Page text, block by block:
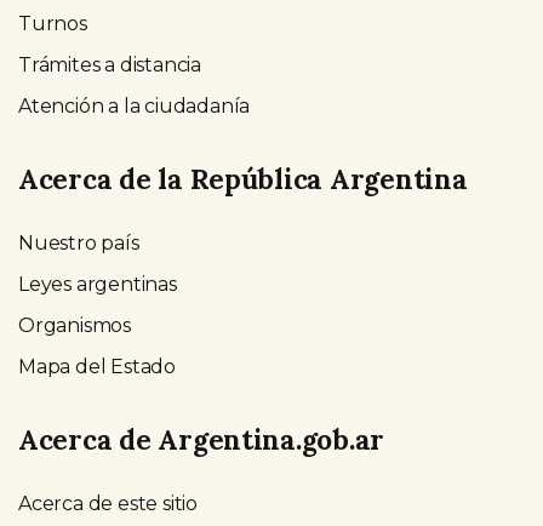
Turnos
Trámites a distancia
Atención a la ciudadanía
Acerca de la República Argentina
Nuestro país
Leyes argentinas
Organismos
Mapa del Estado
Acerca de Argentina.gob.ar
Acerca de este sitio